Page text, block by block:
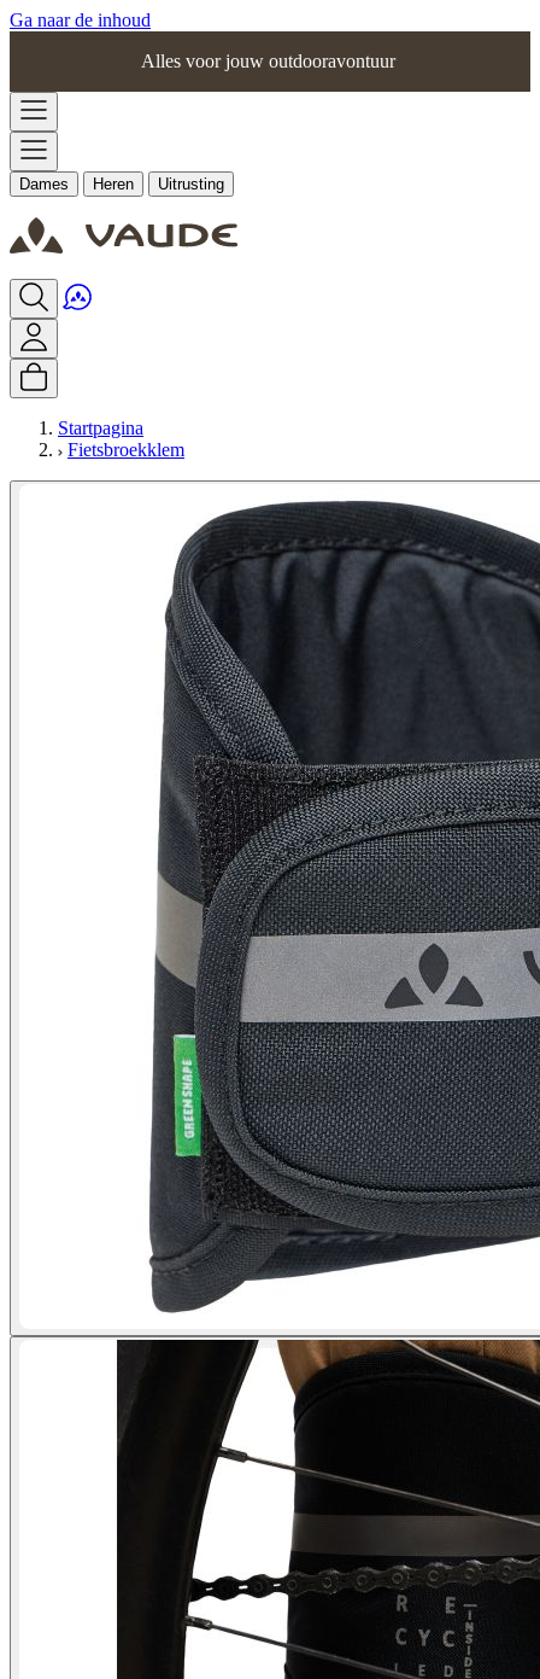
Ga naar de inhoud
Alles voor jouw outdooravontuur
Dames Heren Uitrusting
Startpagina
Fietsbroekklem